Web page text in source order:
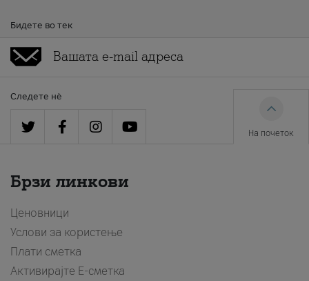
Бидете во тек
Следете нè
На почеток
Брзи линкови
Ценовници
Услови за користење
Плати сметка
Активирајте Е-сметка